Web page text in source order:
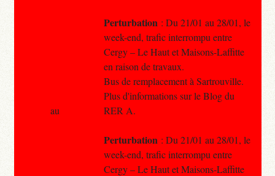
Perturbation : Du 21/01 au 28/01, le
week-end, trafic interrompu entre
Cergy – Le Haut et Maisons-Laffitte
en raison de travaux.
Bus de remplacement à Sartrouville.
Plus d'informations sur le Blog du
RER A.
Perturbation : Du 21/01 au 28/01, le
week-end, trafic interrompu entre
Cergy – Le Haut et Maisons-Laffitte
au